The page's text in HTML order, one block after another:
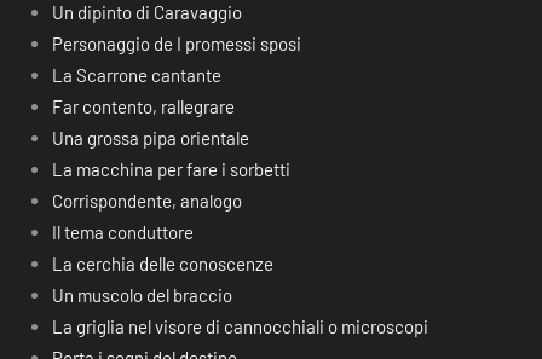
Un dipinto di Caravaggio
Personaggio de I promessi sposi
La Scarrone cantante
Far contento, rallegrare
Una grossa pipa orientale
La macchina per fare i sorbetti
Corrispondente, analogo
Il tema conduttore
La cerchia delle conoscenze
Un muscolo del braccio
La griglia nel visore di cannocchiali o microscopi